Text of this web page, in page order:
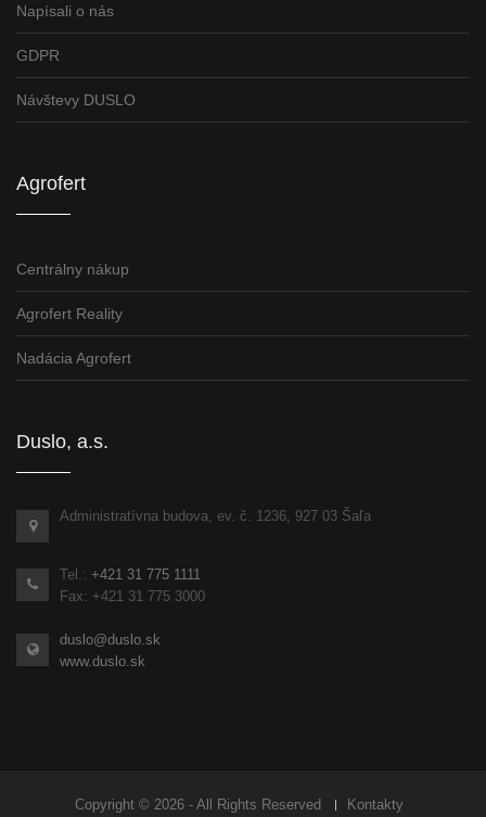
Napísali o nás
GDPR
Návštevy DUSLO
Agrofert
Centrálny nákup
Agrofert Reality
Nadácia Agrofert
Duslo, a.s.
Administratívna budova, ev. č. 1236, 927 03 Šaľa
Tel.: +421 31 775 1111
Fax: +421 31 775 3000
duslo@duslo.sk
www.duslo.sk
Copyright © 2026 - All Rights Reserved Kontakty